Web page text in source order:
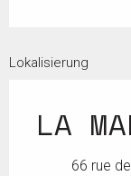
Lokalisierung
LA
66 rue